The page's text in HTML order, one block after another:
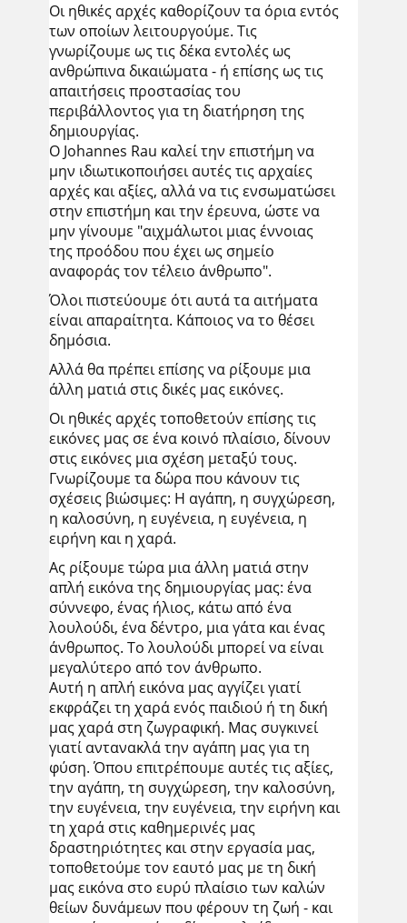
Οι ηθικές αρχές καθορίζουν τα όρια εντός
των οποίων λειτουργούμε. Τις
γνωρίζουμε ως τις δέκα εντολές ως
ανθρώπινα δικαιώματα - ή επίσης ως τις
απαιτήσεις προστασίας του
περιβάλλοντος για τη διατήρηση της
δημιουργίας.
Ο Johannes Rau καλεί την επιστήμη να
μην ιδιωτικοποιήσει αυτές τις αρχαίες
αρχές και αξίες, αλλά να τις ενσωματώσει
στην επιστήμη και την έρευνα, ώστε να
μην γίνουμε "αιχμάλωτοι μιας έννοιας
της προόδου που έχει ως σημείο
αναφοράς τον τέλειο άνθρωπο".
Όλοι πιστεύουμε ότι αυτά τα αιτήματα
είναι απαραίτητα. Κάποιος να το θέσει
δημόσια.
Αλλά θα πρέπει επίσης να ρίξουμε μια
άλλη ματιά στις δικές μας εικόνες.
Οι ηθικές αρχές τοποθετούν επίσης τις
εικόνες μας σε ένα κοινό πλαίσιο, δίνουν
στις εικόνες μια σχέση μεταξύ τους.
Γνωρίζουμε τα δώρα που κάνουν τις
σχέσεις βιώσιμες: Η αγάπη, η συγχώρεση,
η καλοσύνη, η ευγένεια, η ευγένεια, η
ειρήνη και η χαρά.
Ας ρίξουμε τώρα μια άλλη ματιά στην
απλή εικόνα της δημιουργίας μας: ένα
σύννεφο, ένας ήλιος, κάτω από ένα
λουλούδι, ένα δέντρο, μια γάτα και ένας
άνθρωπος. Το λουλούδι μπορεί να είναι
μεγαλύτερο από τον άνθρωπο.
Αυτή η απλή εικόνα μας αγγίζει γιατί
εκφράζει τη χαρά ενός παιδιού ή τη δική
μας χαρά στη ζωγραφική. Μας συγκινεί
γιατί αντανακλά την αγάπη μας για τη
φύση. Όπου επιτρέπουμε αυτές τις αξίες,
την αγάπη, τη συγχώρεση, την καλοσύνη,
την ευγένεια, την ευγένεια, την ειρήνη και
τη χαρά στις καθημερινές μας
δραστηριότητες και στην εργασία μας,
τοποθετούμε τον εαυτό μας με τη δική
μας εικόνα στο ευρύ πλαίσιο των καλών
θείων δυνάμεων που φέρουν τη ζωή - και